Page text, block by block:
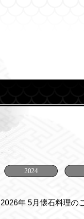
2024
2026年 5月懐石料理の